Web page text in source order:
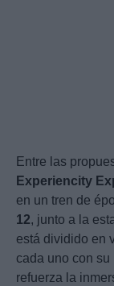
Entre las
Experiencity
en un tren de
12, junto a la
está dividido en
cada uno con
refuerza la